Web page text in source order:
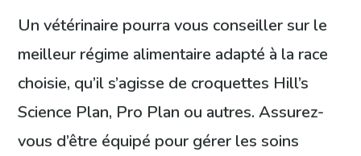
Un vétérinaire pourra vous conseiller sur le
meilleur régime alimentaire adapté à la race
choisie, qu’il s’agisse de croquettes Hill’s
Science Plan, Pro Plan ou autres. Assurez-
vous d’être équipé pour gérer les soins